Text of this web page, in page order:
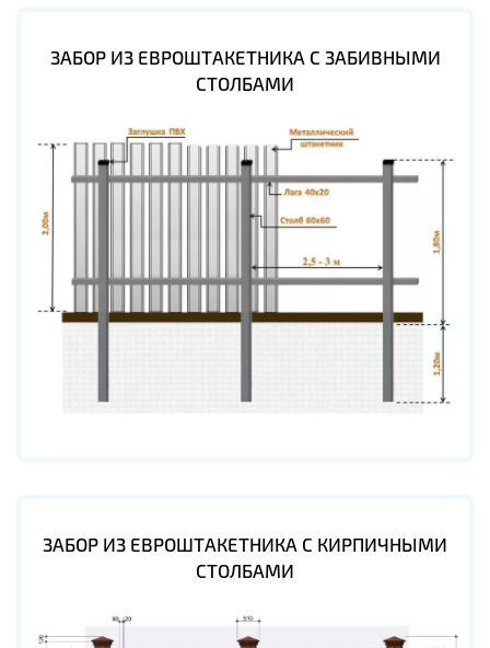
ЗАБОР ИЗ ЕВРОШТАКЕТНИКА С ЗАБИВНЫМИ
СТОЛБАМИ
ЗАБОР ИЗ ЕВРОШТАКЕТНИКА С КИРПИЧНЫМИ
СТОЛБАМИ